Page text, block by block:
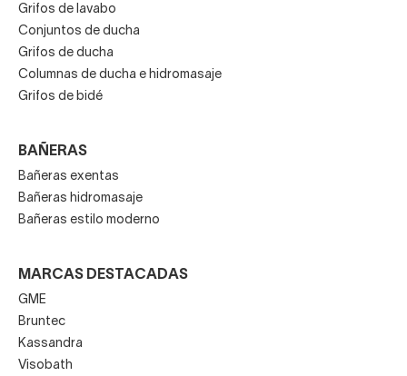
Grifos de lavabo
Conjuntos de ducha
Grifos de ducha
Columnas de ducha e hidromasaje
Grifos de bidé
BAÑERAS
Bañeras exentas
Bañeras hidromasaje
Bañeras estilo moderno
MARCAS DESTACADAS
GME
Bruntec
Kassandra
Visobath